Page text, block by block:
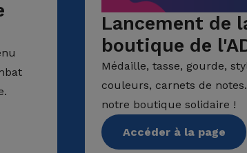
Lancement de
boutique de
Médaille, tasse, gourde,
couleurs, carnets de
notre boutique solidaire !
Accéder à la page